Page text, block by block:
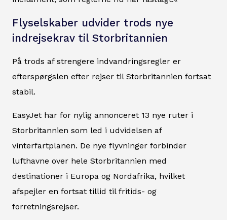
Flyselskaber udvider trods nye
indrejsekrav til Storbritannien
På trods af strengere indvandringsregler er
efterspørgslen efter rejser til Storbritannien fortsat
stabil.
EasyJet har for nylig annonceret 13 nye ruter i
Storbritannien som led i udvidelsen af
vinterfartplanen. De nye flyvninger forbinder
lufthavne over hele Storbritannien med
destinationer i Europa og Nordafrika, hvilket
afspejler en fortsat tillid til fritids- og
forretningsrejser.